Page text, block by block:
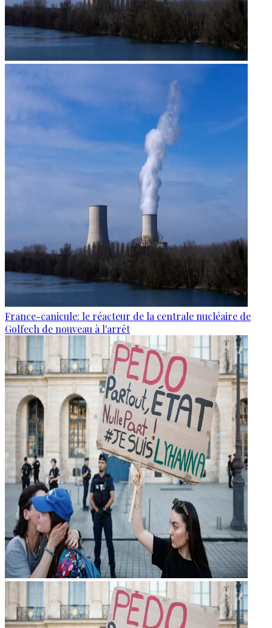
France-canicule: le réacteur de la centrale nucléaire de
Golfech de nouveau à l'arrêt